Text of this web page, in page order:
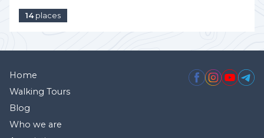
14places
Home
Walking Tours
Blog
Who we are